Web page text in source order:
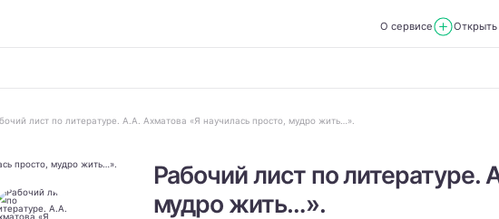
О сервисе Открыть
лист по литературе. А.А. Ахматова «Я научилась просто, мудро жить…».
Рабочий лист по литературе.
мудро жить…».